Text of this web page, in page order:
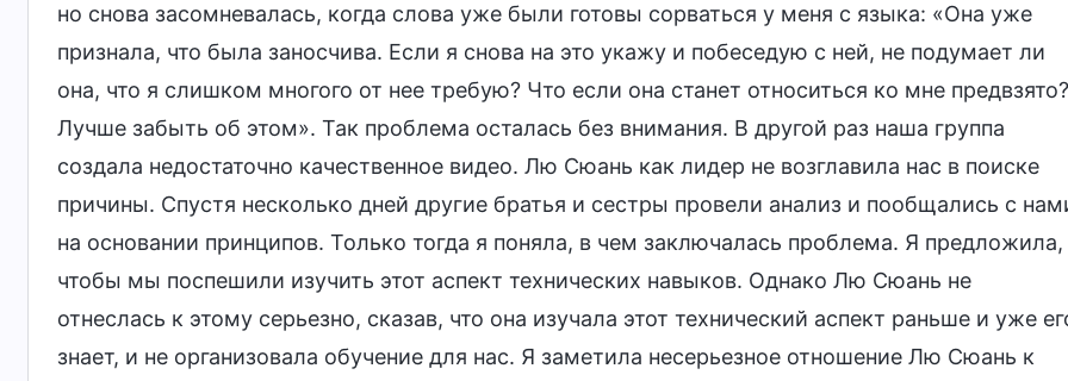
но снова засомневалась, когда слова уже были готовы сорваться у меня с языка: «Она уже
признала, что была заносчива. Если я снова на это укажу и побеседую с ней, не подумает ли
она, что я слишком многого от нее требую? Что если она станет относиться ко мне предвзято?
Лучше забыть об этом». Так проблема осталась без внимания. В другой раз наша группа
создала недостаточно качественное видео. Лю Сюань как лидер не возглавила нас в поиске
причины. Спустя несколько дней другие братья и сестры провели анализ и пообщались с
на основании принципов. Только тогда я поняла, в чем заключалась проблема. Я предложила,
чтобы мы поспешили изучить этот аспект технических навыков. Однако Лю Сюань не
отнеслась к этому серьезно, сказав, что она изучала этот технический аспект раньше и уже
знает, и не организовала обучение для нас. Я заметила несерьезное отношение Лю Сюань к